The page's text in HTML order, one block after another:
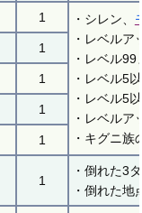
1 ・シレン、
・レベル
・レベル
・レベル5
・レベル5
・レベル
・キグニ
1
1
1
1
1
・倒れた3
・倒れた